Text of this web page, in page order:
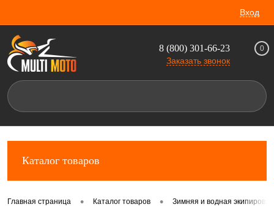
Вход
8 (800) 301-66-23
Заказать звонок
0
Каталог товаров
Главная страница • Каталог товаров • Зимняя и водная